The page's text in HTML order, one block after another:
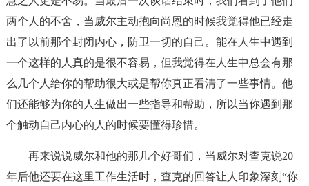
两个人的不舍，当威尔主动抱向尚恩的时候我觉得他已经走
出了以前那个封闭内心，防卫一切的自己。能在人生中遇到
一个这样的人真的是很不容易，但我觉得在人生中总会有那
么几个人给你的帮助很大或是帮你真正看清了一些事情。他
们还能够为你的人生做出一些指导和帮助，所以当你遇到那
个触动自己内心的人的时候要懂得珍惜。
再来说说威尔和他的那几个好哥们，当威尔对查克说20
年后他还要在这里工作生活时，查克的回答让人印象深刻“你